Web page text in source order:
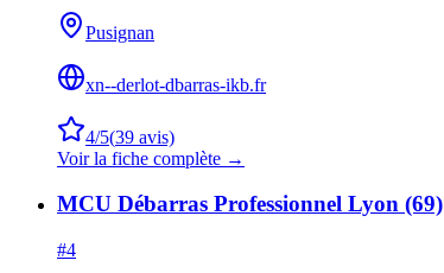
Pusignan
xn--derlot-dbarras-ikb.fr
4/5(39 avis)
Voir la fiche complète →
MCU Débarras Professionnel Lyon (69)
#4